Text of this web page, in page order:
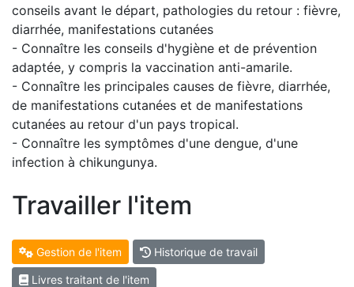
conseils avant le départ, pathologies du retour : fièvre,
diarrhée, manifestations cutanées
- Connaître les conseils d'hygiène et de prévention
adaptée, y compris la vaccination anti-amarile.
- Connaître les principales causes de fièvre, diarrhée,
de manifestations cutanées et de manifestations
cutanées au retour d'un pays tropical.
- Connaître les symptômes d'une dengue, d'une
infection à chikungunya.
Travailler l'item
Gestion de l'item Historique de travail
Livres traitant de l'item